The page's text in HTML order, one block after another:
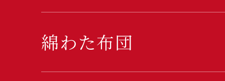
綿わた布団